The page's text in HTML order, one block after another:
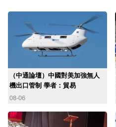
（中通論壇）中國對美加強無人
機出口管制 學者：貿易
08-06